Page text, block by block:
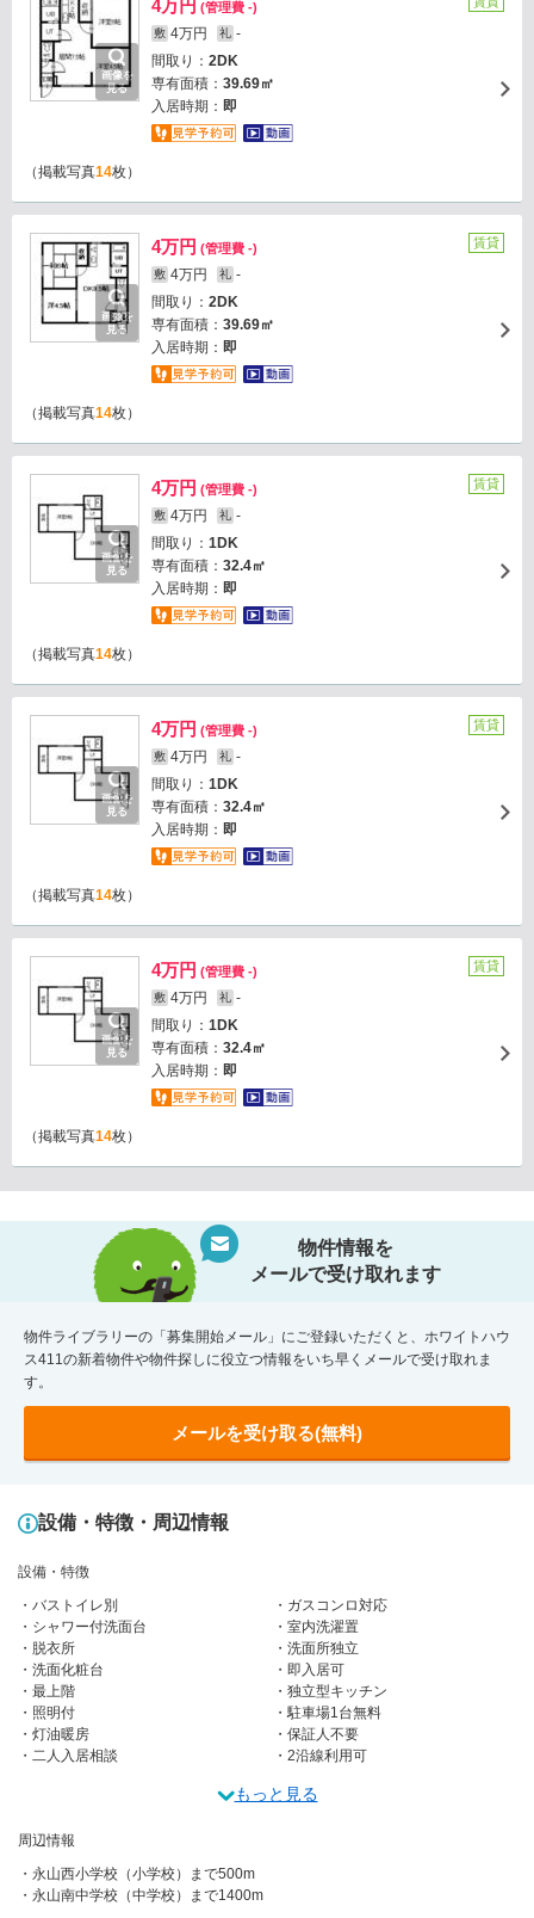
画像を
見る
4万円 (管理費 -)
敷 4万円 礼 -
間取り： 2DK
専有面積： 39.69㎡
入居時期： 即
（掲載写真14枚）
画像を
見る
4万円 (管理費 -)
敷 4万円 礼 -
間取り： 2DK
専有面積： 39.69㎡
入居時期： 即
賃貸
（掲載写真14枚）
画像を
見る
4万円 (管理費 -)
敷 4万円 礼 -
間取り： 1DK
専有面積： 32.4㎡
入居時期： 即
賃貸
（掲載写真14枚）
画像を
見る
4万円 (管理費 -)
敷 4万円 礼 -
間取り： 1DK
専有面積： 32.4㎡
入居時期： 即
賃貸
（掲載写真14枚）
画像を
見る
4万円 (管理費 -)
敷 4万円 礼 -
間取り： 1DK
専有面積： 32.4㎡
入居時期： 即
賃貸
（掲載写真14枚）
物件情報を
メールで受け取れます
物件ライブラリーの「募集開始メール」にご登録いただくと、ホワイトハウ
ス411の新着物件や物件探しに役立つ情報をいち早くメールで受け取れま
す。
メールを受け取る(無料)
設備・特徴・周辺情報
設備・特徴
バストイレ別
ガスコンロ対応
シャワー付洗面台
室内洗濯置
脱衣所
洗面所独立
洗面化粧台
即入居可
最上階
独立型キッチン
照明付
駐車場1台無料
灯油暖房
保証人不要
二人入居相談
2沿線利用可
もっと見る
周辺情報
永山西小学校（小学校）まで500m
永山南中学校（中学校）まで1400m